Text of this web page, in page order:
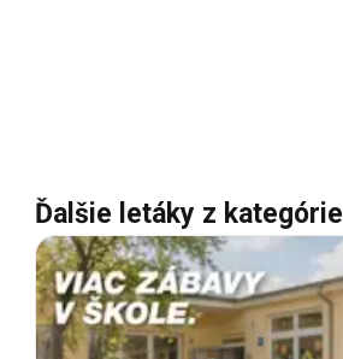
Ďalšie letáky z kategórie